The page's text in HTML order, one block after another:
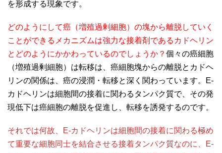
を形成する現象です。
どのようにして癌（増殖過剰細胞）の塊から離脱していく
ことができるメカニズムは強力な接着剤であるカドヘリン
とどのようにかかわっているのでしょうか？ 個々の癌細胞
（増殖過剰細胞）は転移は、癌細胞塊からの離脱とカドヘ
リンの関係は、癌の浸潤・転移と深く関わっています。E-
カドヘリンは細胞間の接着に関わるタンパク質で、その発
現低下は癌細胞の離脱を促進し、転移を誘発するのです。
それでは何故、E-カドヘリンは細胞間の接着に関わる極め
て重要な細胞同士を結合させる接着タンパク質なのに、E-